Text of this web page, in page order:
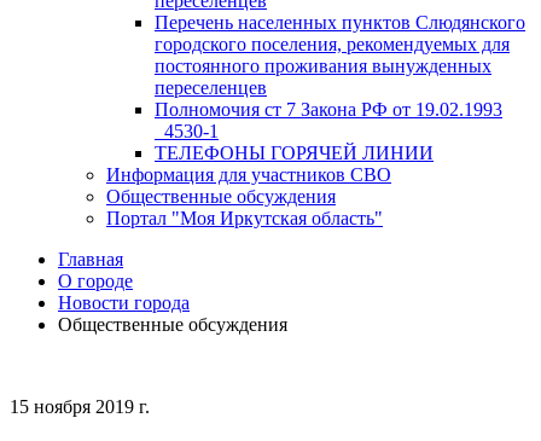
Перечень населенных пунктов Слюдянского
городского поселения, рекомендуемых для
постоянного проживания вынужденных
переселенцев
Полномочия ст 7 Закона РФ от 19.02.1993
_4530-1
ТЕЛЕФОНЫ ГОРЯЧЕЙ ЛИНИИ
Информация для участников СВО
Общественные обсуждения
Портал "Моя Иркутская область"
Главная
О городе
Новости города
Общественные обсуждения
15 ноября 2019 г.